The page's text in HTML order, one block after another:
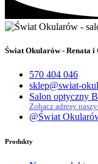
Świat Okularów - Renata i
570 404 046
sklep@swiat-
Salon optyczny
Zobacz adresy
@Świat
Produkty